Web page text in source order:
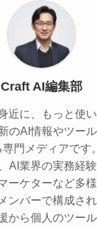
Craft AI編集部
近に、もっと使
のAI情報やツー
門メディアです。
AI業界の実務経
ーケターなど多
ンバーで構成され
から個人のツー